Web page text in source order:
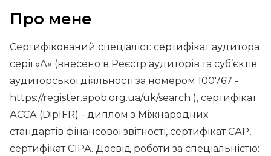
Про мене
Сертифікований спеціаліст: сертифікат аудитора
серії «А» (внесено в Реєстр аудиторів та суб’єктів
аудиторської діяльності за номером 100767 -
https://register.apob.org.ua/uk/search ), сертифікат
АССА (DipIFR) - диплом з Міжнародних
стандартів фінансової звітності, сертифікат САР,
сертифікат СІРА. Досвід роботи за спеціальністю: